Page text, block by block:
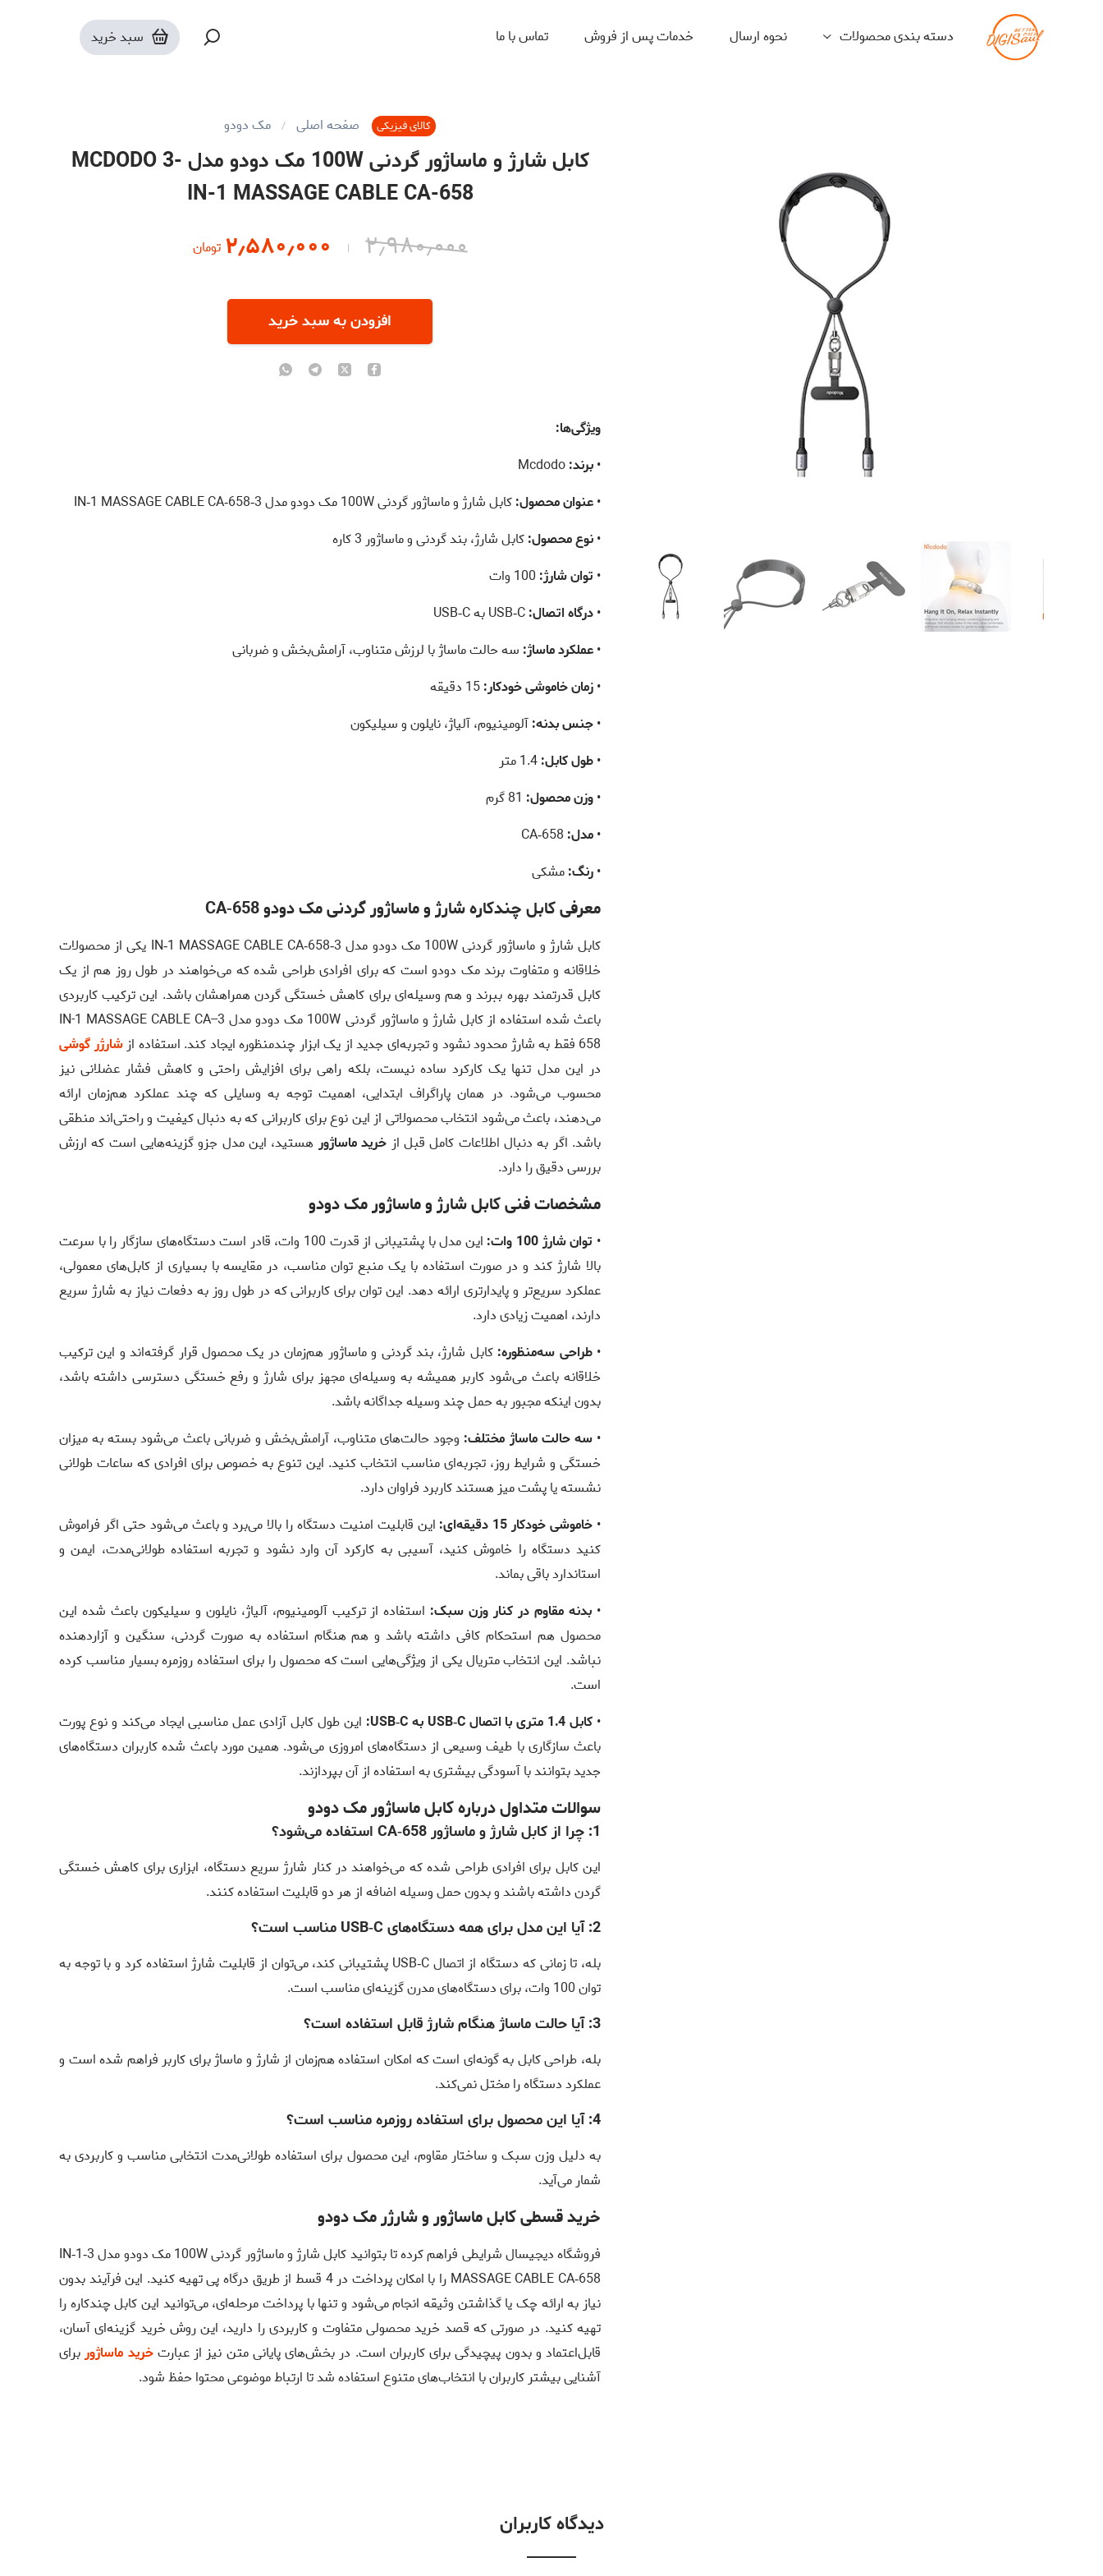
دسته بندی محصولات نحوه ارسال خدمات پس از فروش تماس با ما سبد خرید
کالای فیزیکی صفحه اصلی مک دودو
کابل شارژ و ماساژور گردنی 100W مک دودو مدل MCDODO 3-
IN-1 MASSAGE CABLE CA-658
۲٫۹۸۰٫۰۰۰ ۲٫۵۸۰٫۰۰۰ تومان
افزودن به سبد خرید
ویژگی‌ها:
•برند:
•عنوان محصول:کابل شارژ و ماساژور گردنی 100W مک دودو مدل 3‑IN‑1 MASSAGE CABLE CA‑658
•نوع محصول:کابل شارژ، بند گردنی و ماساژور 3 کاره
• توان شارژ:
•درگاه اتصال:
•عملکرد ماساژ: سه حالت ماساژ با لرزش متناوب، آرامش‌بخش و ضربانی
•زمان خاموشی خودکار:
•جنس بدنه:آلومینیوم، آلیاژ، نایلون و سیلیکون
•طول کابل:
•وزن محصول:
•مدل:
•رنگ:مشکی
معرفی کابل چندکاره شارژ و ماساژور گردنی مک دودو CA‑658
کابل شارژ و ماساژور گردنی 100W مک دودو مدل 3‑IN‑1 MASSAGE CABLE CA‑658 یکی از محصولات
خلاقانه و متفاوت برند مک دودو است که برای افرادی طراحی شده که می‌خواهند در طول روز هم از یک
کابل قدرتمند بهره ببرند و هم وسیله‌ای برای کاهش خستگی گردن همراهشان باشد. این ترکیب کاربردی
باعث شده استفاده از کابل شارژ و ماساژور گردنی 100W مک دودو مدل 3-IN-1 MASSAGE CABLE CA-
658 فقط به شارژ محدود نشود و تجربه‌ای جدید از یک ابزار چندمنظوره ایجاد کند. استفاده از
شارژر گوشی
در این مدل تنها یک کارکرد ساده نیست، بلکه راهی برای افزایش راحتی و کاهش فشار عضلانی نیز
محسوب می‌شود. در همان پاراگراف ابتدایی، اهمیت توجه به وسایلی که چند عملکرد هم‌زمان ارائه
می‌دهند، باعث می‌شود انتخاب محصولاتی از این نوع برای کاربرانی که به دنبال کیفیت و راحتی‌اند منطقی
باشد. اگر به دنبال اطلاعات کامل قبل از خرید ماساژور هستید، این مدل جزو گزینه‌هایی است که ارزش
بررسی دقیق را دارد.
مشخصات فنی کابل شارژ و ماساژور مک دودو
• توان شارژ 100 وات:
این مدل با پشتیبانی از قدرت 100 وات، قادر است دستگاه‌های سازگار را با سرعت
بالا شارژ کند و در صورت استفاده با یک منبع توان مناسب، در مقایسه با بسیاری از کابل‌های معمولی،
عملکرد سریع‌تر و پایدارتری ارائه دهد. این توان برای کاربرانی که در طول روز به دفعات نیاز به شارژ سریع
دارند، اهمیت زیادی دارد.
•طراحی سه‌منظوره: کابل شارژ، بند گردنی و ماساژور هم‌زمان در یک محصول قرار گرفته‌اند و این ترکیب
خلاقانه باعث می‌شود کاربر همیشه به وسیله‌ای مجهز برای شارژ و رفع خستگی دسترسی داشته باشد،
بدون اینکه مجبور به حمل چند وسیله جداگانه باشد.
•سه حالت ماساژ مختلف: وجود حالت‌های متناوب، آرامش‌بخش و ضربانی باعث می‌شود بسته به میزان
خستگی و شرایط روز، تجربه‌ای مناسب انتخاب کنید. این تنوع به خصوص برای افرادی که ساعات طولانی
نشسته یا پشت میز هستند کاربرد فراوان دارد.
• خاموشی خودکار 15 دقیقه‌ای:
این قابلیت امنیت دستگاه را بالا می‌برد و باعث می‌شود حتی اگر فراموش
کنید دستگاه را خاموش کنید، آسیبی به کارکرد آن وارد نشود و تجربه استفاده طولانی‌مدت، ایمن و
استاندارد باقی بماند.
• بدنه مقاوم در کنار وزن سبک: استفاده از ترکیب آلومینیوم، آلیاژ، نایلون و سیلیکون باعث شده این
محصول هم استحکام کافی داشته باشد و هم هنگام استفاده به صورت گردنی، سنگین و آزاردهنده
نباشد. این انتخاب متریال یکی از ویژگی‌هایی است که محصول را برای استفاده روزمره بسیار مناسب کرده
است.
• کابل 1.4 متری با اتصال USB‑C به USB‑C:
این طول کابل آزادی عمل مناسبی ایجاد می‌کند و نوع پورت
باعث سازگاری با طیف وسیعی از دستگاه‌های امروزی می‌شود. همین مورد باعث شده کاربران دستگاه‌های
جدید بتوانند با آسودگی بیشتری به استفاده از آن بپردازند.
سوالات متداول درباره کابل ماساژور مک دودو
1: چرا از کابل شارژ و ماساژور CA‑658 استفاده می‌شود؟
این کابل برای افرادی طراحی شده که می‌خواهند در کنار شارژ سریع دستگاه، ابزاری برای کاهش خستگی
گردن داشته باشند و بدون حمل وسیله اضافه از هر دو قابلیت استفاده کنند.
2: آیا این مدل برای همه دستگاه‌های USB‑C مناسب است؟
بله، تا زمانی که دستگاه از اتصال USB‑C پشتیبانی کند، می‌توان از قابلیت شارژ استفاده کرد و با توجه به
توان 100 وات، برای دستگاه‌های مدرن گزینه‌ای مناسب است.
3: آیا حالت ماساژ هنگام شارژ قابل استفاده است؟
بله، طراحی کابل به گونه‌ای است که امکان استفاده هم‌زمان از شارژ و ماساژ برای کاربر فراهم شده است و
عملکرد دستگاه را مختل نمی‌کند.
4: آیا این محصول برای استفاده روزمره مناسب است؟
به دلیل وزن سبک و ساختار مقاوم، این محصول برای استفاده طولانی‌مدت انتخابی مناسب و کاربردی به
شمار می‌آید.
خرید قسطی کابل ماساژور و شارژر مک دودو
فروشگاه دیجیسال شرایطی فراهم کرده تا بتوانید کابل شارژ و ماساژور گردنی 100W مک دودو مدل 3‑IN‑1
MASSAGE CABLE CA‑658 را با امکان پرداخت در 4 قسط از طریق درگاه پی تهیه کنید. این فرآیند بدون
نیاز به ارائه چک یا گذاشتن وثیقه انجام می‌شود و تنها با پرداخت مرحله‌ای، می‌توانید این کابل چندکاره را
تهیه کنید. در صورتی که قصد خرید محصولی متفاوت و کاربردی را دارید، این روش خرید گزینه‌ای آسان،
قابل‌اعتماد و بدون پیچیدگی برای کاربران است. در بخش‌های پایانی متن نیز از عبارتخرید ماساژوربرای
آشنایی بیشتر کاربران با انتخاب‌های متنوع استفاده شد تا ارتباط موضوعی محتوا حفظ شود.
دیدگاه کاربران